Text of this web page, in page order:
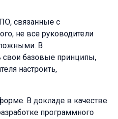
связанные с
не все руководители
В
свои базовые принципы,
настроить,
В докладе в качестве
программного